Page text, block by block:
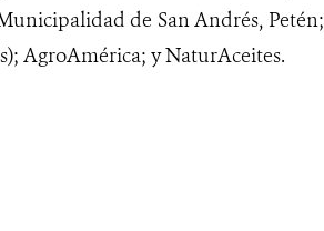
de San Andrés, Petén;
AgroAmérica; y NaturAceites.